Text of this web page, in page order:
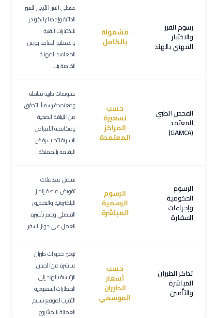
رسوم الفرز
والاختبار
المهني بالهند
مشمولة
بالكامل
تغطي الفرز الأولي للسير
الذاتية وإخضاع الكوادر
للاختبارات الفنية
والعملية الشاقة بورش
المعاهد المهنية
الخاصة بنا.
الفحص الطبي
المعتمد
(GAMCA)
حسب
تسعيرة
المراكز
المعتمدة
فحوصات طبية شاملة
ومعتمدة رسمياً للتحقق
من اللياقة الصحية
ومكافحة الأمراض
السارية لتجنب رفض
الإقامة بالمملكة.
الرسوم
الحكومية
وإجراءات
السفارة
الرسوم
الرسمية
المباشرة
تشمل معاملات
تفويض منصة إنجاز
الإلكترونية والتصديق
القنصلي وختم تأشيرة
العمل على جواز السفر.
تذاكر الطيران
المباشرة
والتأمين
حسب
أسعار
الطيران
الموسمي
توفير حجوزات طيران
مباشرة من المدن
الرئيسية بالهند إلى
المطارات السعودية
الأقرب لموقع تسليم
العمالة بالمشروع.